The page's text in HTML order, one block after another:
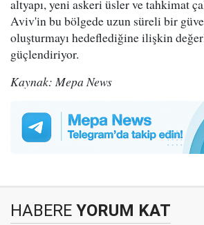
altyapı, yeni askeri üsler ve tahkimat
Aviv'in bu bölgede uzun süreli bir
oluşturmayı hedeflediğine ilişkin
güçlendiriyor.
Kaynak: Mepa News
HABERE YORUM KAT